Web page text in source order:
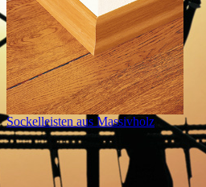
Sockelleisten aus Massivholz